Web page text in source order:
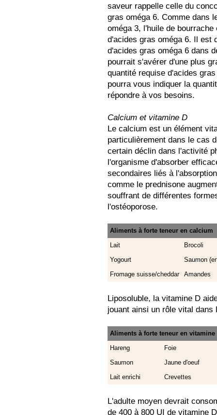
saveur rappelle celle du
gras oméga 6. Comme dans
oméga 3, l'huile de
d'acides gras oméga 6. Il est
d'acides gras oméga 6 dans
pourrait s'avérer d'une plus
quantité requise d'acides
pourra vous indiquer la
répondre à vos besoins.
Calcium et vitamine D
Le calcium est un élément
particulièrement dans le cas
certain déclin dans l'activité
l'organisme d'absorber
secondaires liés à
comme le prednisone
souffrant de différentes
l'ostéoporose.
Aliments à forte teneur en calcium
Lait
Brocoli
Yogourt
Saumon
Fromage suisse/cheddar
Amandes
Liposoluble, la vitamine D
jouant ainsi un rôle vital dans
Aliments à forte teneur en vitamine
Hareng
Foie
Saumon
Jaune d'oeuf
Lait enrichi
Crevettes
L'adulte moyen devrait
de 400 à 800 UI de vitamine